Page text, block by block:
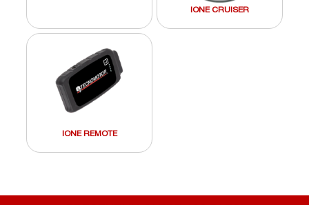
IONE CRUISER
IONE REMOTE